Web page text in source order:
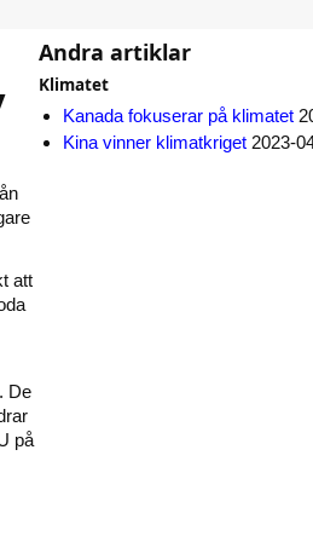
att
De
på
Andra artiklar
Klimatet
Kanada fokuserar på klimatet
Kina vinner klimatkriget 2023-